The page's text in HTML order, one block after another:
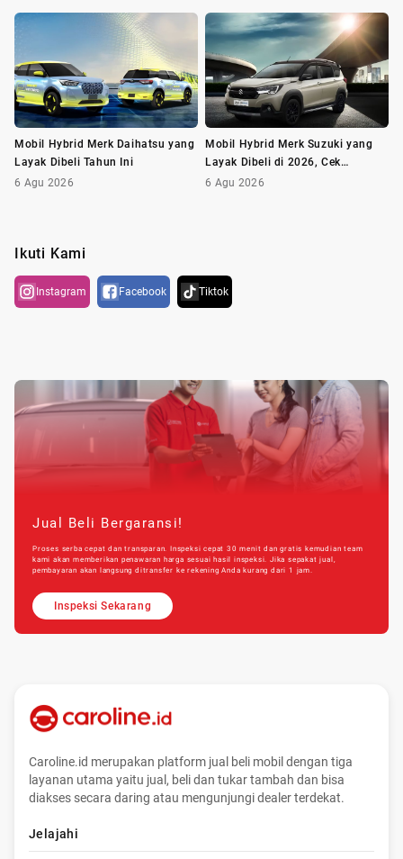
Mobil Hybrid Merk Daihatsu yang
Layak Dibeli Tahun Ini
6 Agu 2026
Mobil Hybrid Merk Suzuki yang
Layak Dibeli di 2026, Cek
Daftarnya!
6 Agu 2026
Ikuti Kami
Instagram Facebook Tiktok
Jual Beli Bergaransi!
Proses serba cepat dan transparan. Inspeksi cepat 30 menit dan gratis kemudian team
kami akan memberikan penawaran harga sesuai hasil inspeksi. Jika sepakat jual,
pembayaran akan langsung ditransfer ke rekening Anda kurang dari 1 jam.
Inspeksi Sekarang
Caroline.id merupakan platform jual beli mobil dengan tiga
layanan utama yaitu jual, beli dan tukar tambah dan bisa
diakses secara daring atau mengunjungi dealer terdekat.
Jelajahi